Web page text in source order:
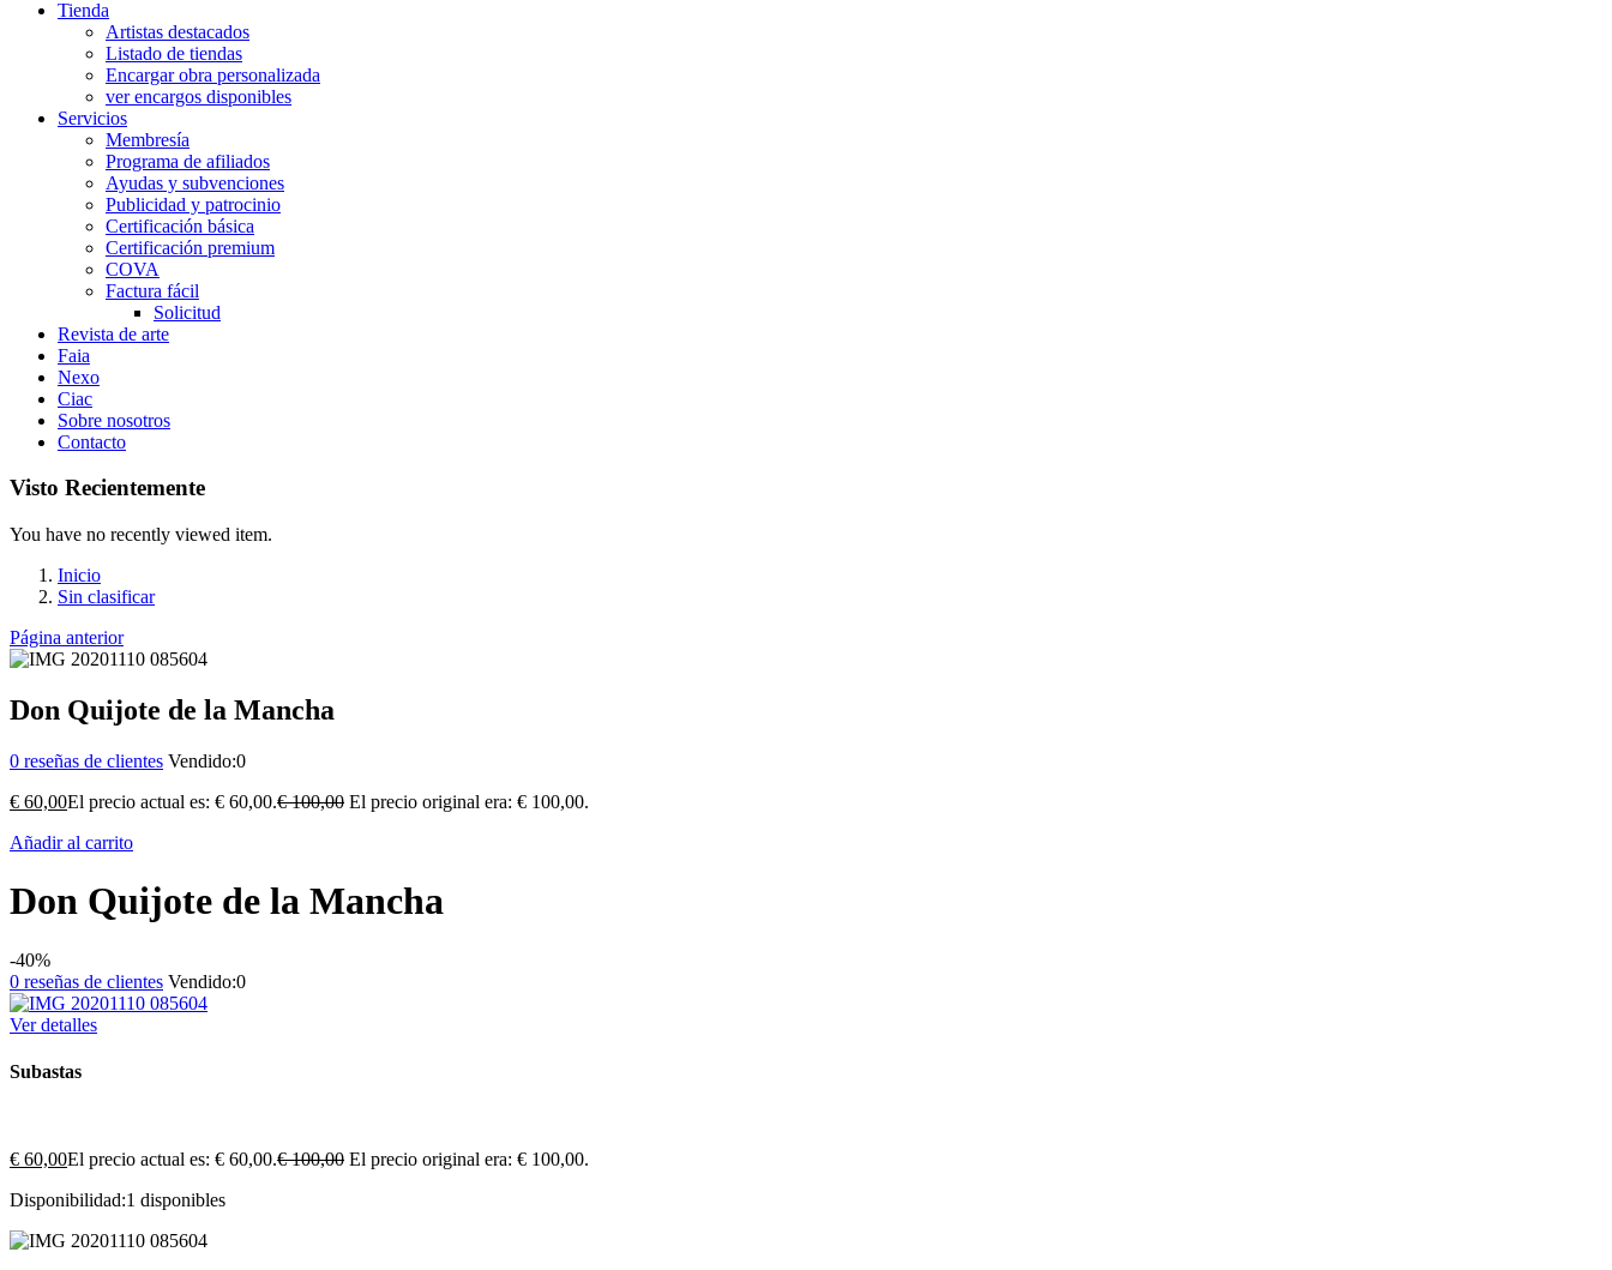
Tienda
Artistas destacados
Listado de tiendas
Encargar obra personalizada
ver encargos disponibles
Servicios
Membresía
Programa de afiliados
Ayudas y subvenciones
Publicidad y patrocinio
Certificación básica
Certificación premium
COVA
Factura fácil
Solicitud
Revista de arte
Faia
Nexo
Ciac
Sobre nosotros
Contacto
Visto Recientemente
You have no recently viewed item.
Inicio
Sin clasificar
Página anterior
Don Quijote de la Mancha
0 reseñas de clientes Vendido:0
€ 60,00El precio actual es: € 60,00.€100,00 El precio original era: € 100,00.
Añadir al carrito
Don Quijote de la Mancha
-40%
0 reseñas de clientes Vendido:0
Ver detalles
Subastas
€ 60,00El precio actual es: € 60,00.€100,00 El precio original era: € 100,00.
Disponibilidad:1 disponibles